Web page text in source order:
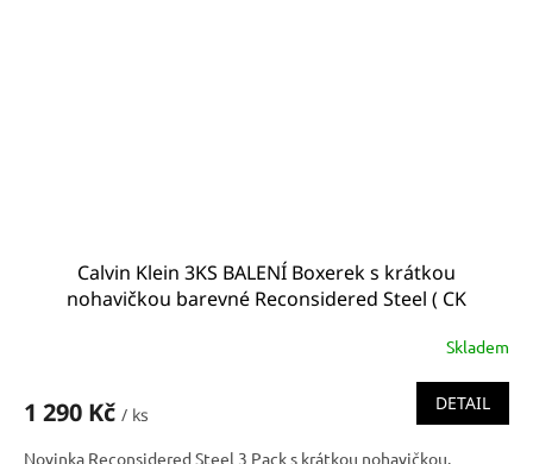
Calvin Klein 3KS BALENÍ Boxerek s krátkou
nohavičkou barevné Reconsidered Steel ( CK
Skladem
1 290 Kč / ks
DETAIL
Novinka Reconsidered Steel 3 Pack s krátkou nohavičkou.